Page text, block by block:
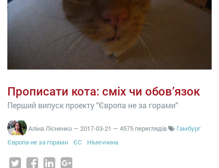
Прописати кота: сміх чи обов’язок
Перший випуск проекту "Європа не за горами"
Аліна Лісненко — 2017-03-21 — 4575 переглядів
Гамбург
Європа не за горами
ЄС Німеччина